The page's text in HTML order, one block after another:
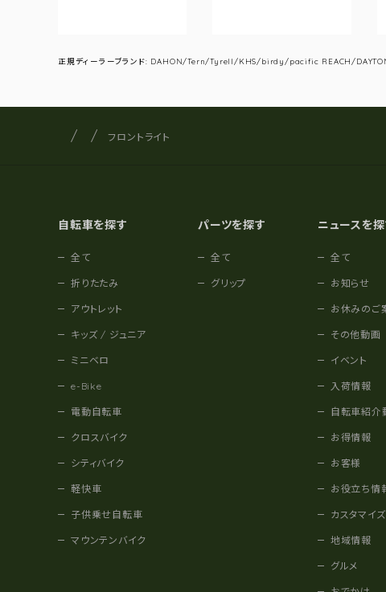
正規ディーラーブランド: DAHON/Tern/Tyrell/KHS/birdy/pacific REACH/
サイト内の現在地
サイクルショップナカゴヤ
フロントライト
自転車を探す
全て
折りたたみ
アウトレット
キッズ / ジュニア
ミニベロ
e-Bike
電動自転車
クロスバイク
シティバイク
軽快車
子供乗せ自転車
マウンテンバイク
パーツを探す
全て
グリップ
ニュースを
全て
お知らせ
お休みのご
その他動画
イベント
入荷情報
自転車紹介
お得情報
お客様
お役立ち情
カスタマイズ
地域情報
グルメ